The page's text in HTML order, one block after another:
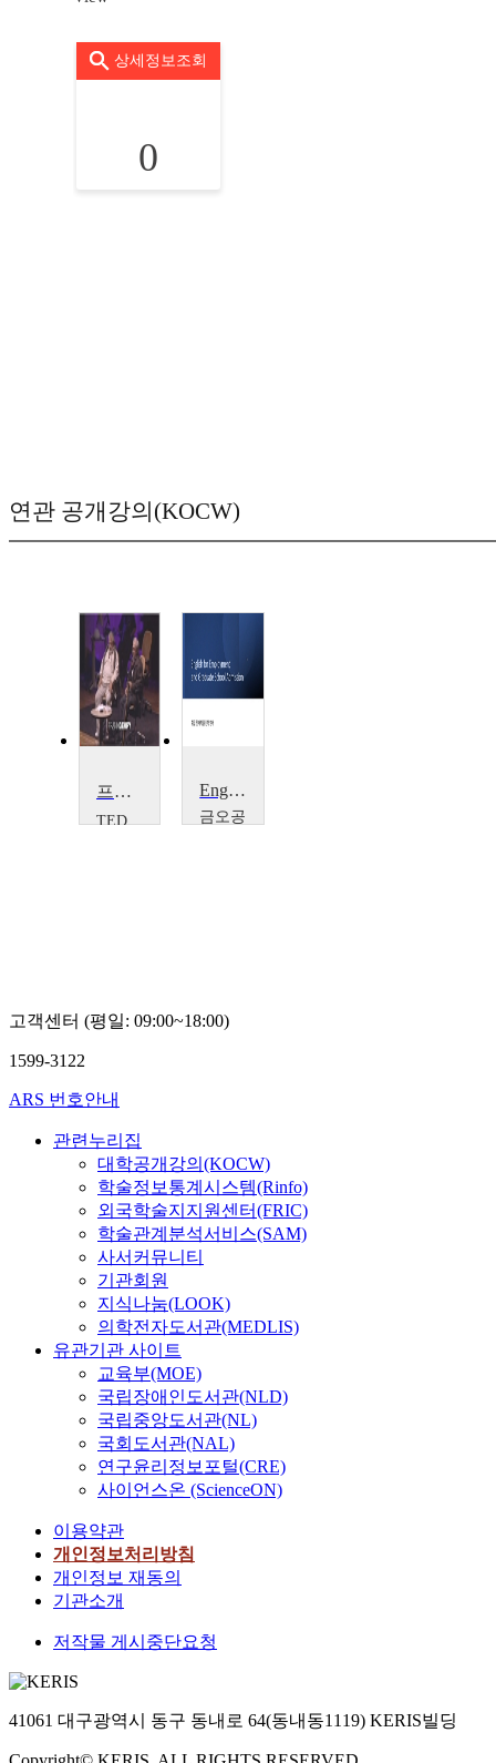
상세정보조회
0
연관 공개강의(KOCW)
프랭크 게리가 묻습니다 그 다음은?
TED
English fEmployment and Graduate School Admission
금오공
고객센터 (평일: 09:00~18:00)
1599-3122
ARS 번호안내
관련누리집
대학공개강의(KOCW)
학술정보통계시스템(Rinfo)
외국학술지지원센터(FRIC)
학술관계분석서비스(SAM)
사서커뮤니티
기관회원
지식나눔(LOOK)
의학전자도서관(MEDLIS)
유관기관 사이트
교육부(MOE)
국립장애인도서관(NLD)
국립중앙도서관(NL)
국회도서관(NAL)
연구윤리정보포털(CRE)
사이언스온 (ScienceON)
이용약관
개인정보처리방침
개인정보 재동의
기관소개
저작물 게시중단요청
41061 대구광역시 동구 동내로 64(동내동1119) KERIS빌딩